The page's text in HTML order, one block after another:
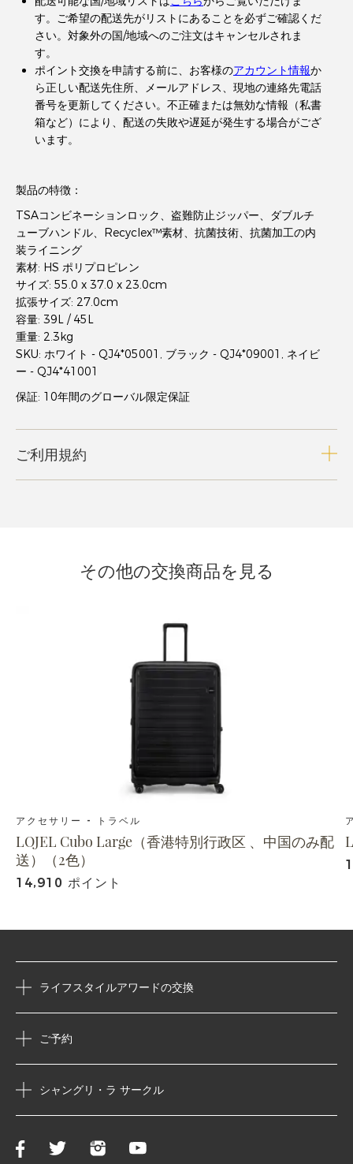
す。ご希望の配送先がリストにあることを必ずご確認くだ
さい。対象外の国/地域へのご注文はキャンセルされま
す。
ポイント交換を申請する前に、お客様のアカウント情報か
ら正しい配送先住所、メールアドレス、現地の連絡先電話
番号を更新してください。不正確または無効な情報（私書
箱など）により、配送の失敗や遅延が発生する場合がござ
います。
製品の特徴：
TSAコンビネーションロック、盗難防止ジッパー、ダブルチ
ューブハンドル、Recyclex™素材、抗菌技術、抗菌加工の内
装ライニング
素材: HS ポリプロピレン
サイズ: 55.0 x 37.0 x 23.0cm
拡張サイズ: 27.0cm
容量: 39L / 45L
重量: 2.3kg
SKU: ホワイト - QJ4*05001, ブラック - QJ4*09001, ネイビ
ー - QJ4*41001
保証: 10年間のグローバル限定保証
ご利用規約
その他の交換商品を見る
アクセサリー - トラベル
LOJEL Cubo Large（香港特別行政区 、中国のみ配
送）（2色）
14,910 ポイント
ライフスタイルアワードの交換
ご予約
シャングリ・ラ サークル